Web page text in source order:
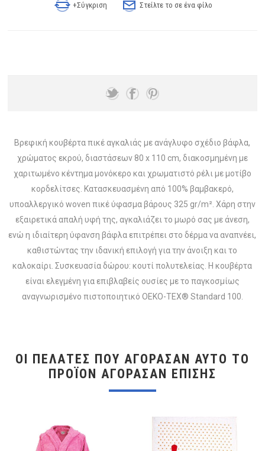
+Σύγκριση Στείλτε το σε ένα φίλο
Βρεφική κουβέρτα πικέ αγκαλιάς με ανάγλυφο σχέδιο βάφλα,
χρώματος εκρού, διαστάσεων 80 x 110 cm, διακοσμημένη με
χαριτωμένο κέντημα μονόκερο και χρωματιστό ρέλι με μοτίβο
κορδελίτσες. Κατασκευασμένη από 100% βαμβακερό,
υποαλλεργικό woven πικέ ύφασμα βάρους 325 gr/m². Χάρη στην
εξαιρετικά απαλή υφή της, αγκαλιάζει το μωρό σας με άνεση,
ενώ η ιδιαίτερη ύφανση βάφλα επιτρέπει στο δέρμα να αναπνέει,
καθιστώντας την ιδανική επιλογή για την άνοιξη και το
καλοκαίρι. Συσκευασία δώρου: κουτί πολυτελείας. Η κουβέρτα
είναι ελεγμένη για επιβλαβείς ουσίες με το παγκοσμίως
αναγνωρισμένο πιστοποιητικό OEKO-TEX® Standard 100.
ΟΙ ΠΕΛΆΤΕΣ ΠΟΥ ΑΓΌΡΑΣΑΝ ΑΥΤΌ ΤΟ
ΠΡΟΪΌΝ ΑΓΌΡΑΣΑΝ ΕΠΊΣΗΣ